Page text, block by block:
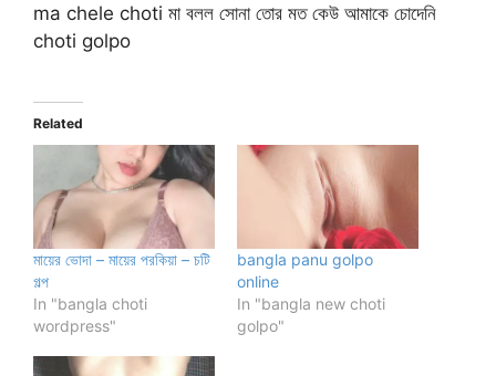
ma chele choti মা বলল সোনা তোর মত কেউ আমাকে চোদেনি
choti golpo
Related
মায়ের ভোদা – মায়ের পরকিয়া – চটি
গল্প
In "bangla choti
wordpress"
bangla panu golpo
online
In "bangla new choti
golpo"